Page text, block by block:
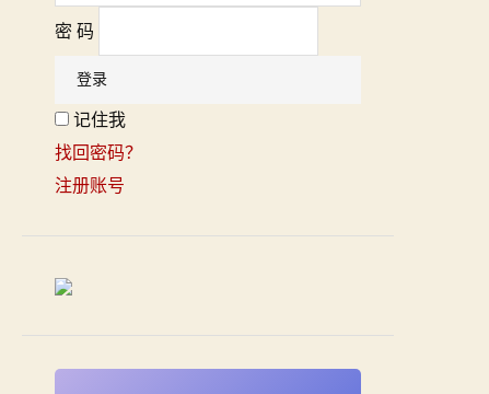
密 码
记住我
找回密码？
注册账号